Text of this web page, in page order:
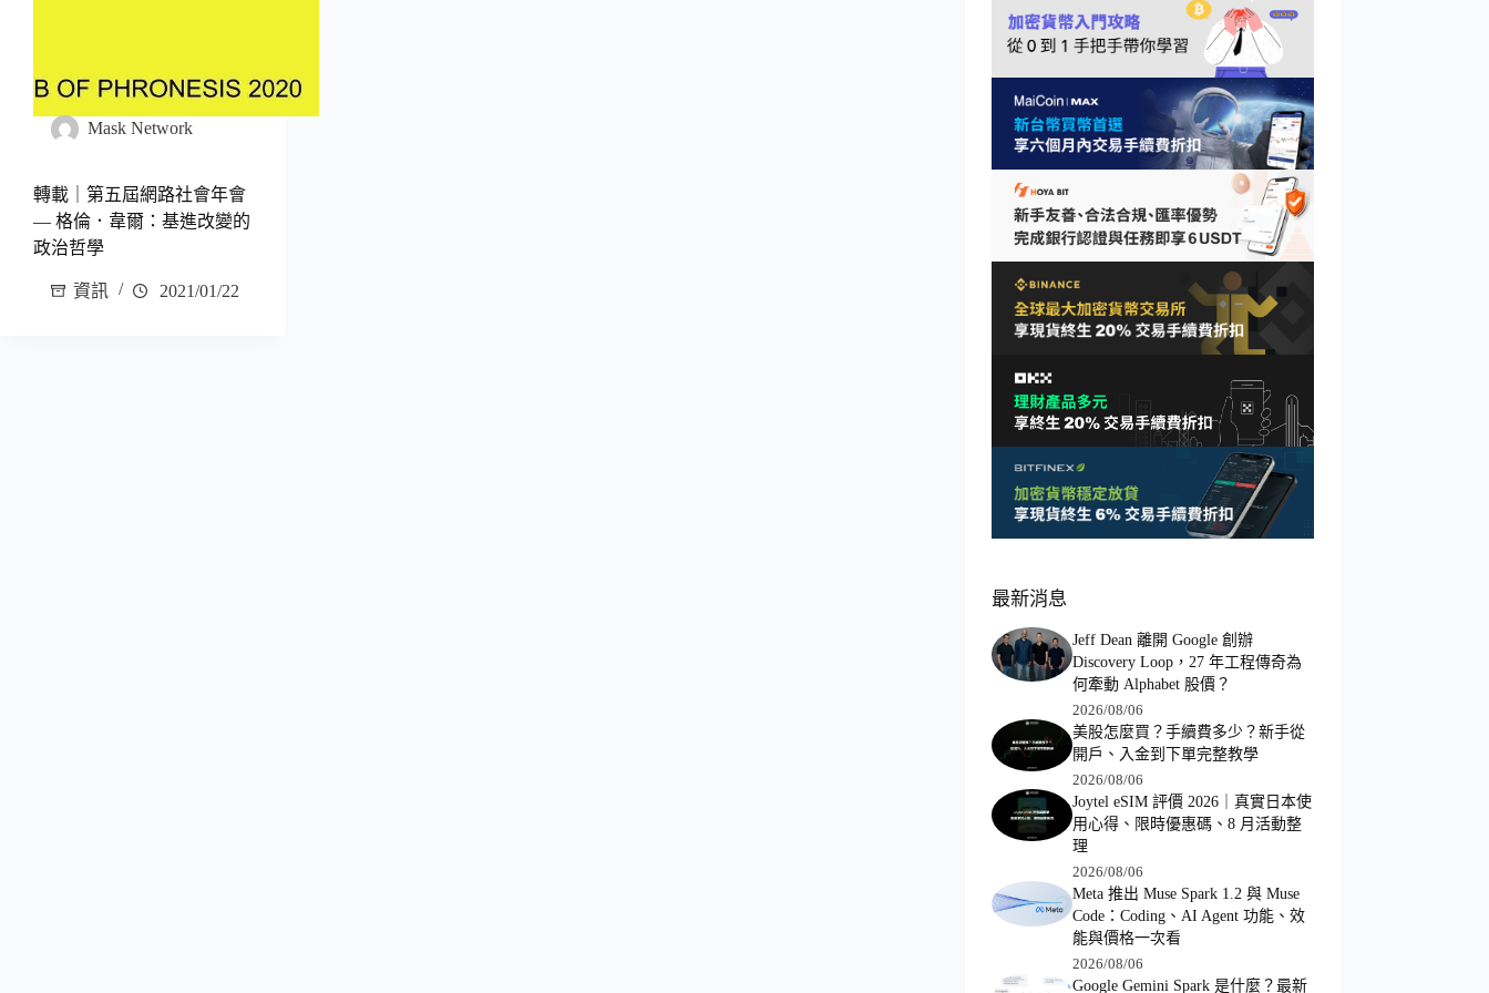
Mask Network
轉載｜第五屆網路社會年會
— 格倫．韋爾：基進改變的
政治哲學
資訊 2021/01/22
最新消息
Jeff Dean 離開 Google 創辦
Discovery Loop，27 年工程傳奇為
何牽動 Alphabet 股價？
2026/08/06
美股怎麼買？手續費多少？新手從
開戶、入金到下單完整教學
2026/08/06
Joytel eSIM 評價 2026｜真實日本使
用心得、限時優惠碼、8 月活動整
理
2026/08/06
Meta 推出 Muse Spark 1.2 與 Muse
Code：Coding、AI Agent 功能、效
能與價格一次看
2026/08/06
Google Gemini Spark 是什麼？最新